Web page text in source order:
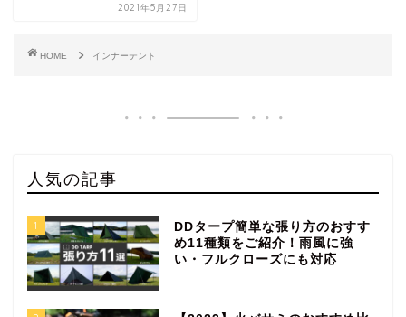
2021年5月27日
HOME インナーテント
人気の記事
1
DDタープ簡単な張り方のおすす
め11種類をご紹介！雨風に強
い・フルクローズにも対応